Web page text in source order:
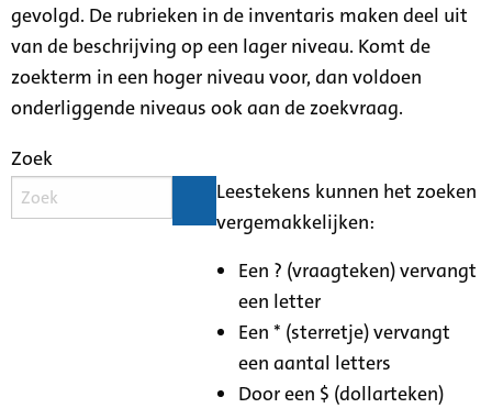
gevolgd. De rubrieken in de inventaris maken deel uit
van de beschrijving op een lager niveau. Komt de
zoekterm in een hoger niveau voor, dan voldoen
onderliggende niveaus ook aan de zoekvraag.
Zoek
Leestekens kunnen het zoeken
vergemakkelijken:
Een ? (vraagteken) vervangt
een letter
Een * (sterretje) vervangt
een aantal letters
Door een $ (dollarteken)